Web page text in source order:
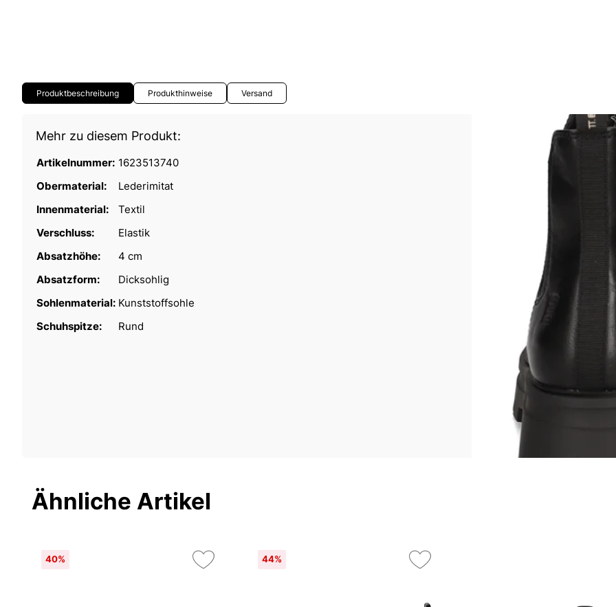
Produktbeschreibung Produkthinweise Versand
Mehr zu diesem Produkt:
Artikelnummer: 1623513740
Obermaterial:
Lederimitat
Innenmaterial:
Textil
Verschluss:
Elastik
Absatzhöhe:
4 cm
Absatzform:
Dicksohlig
Sohlenmaterial: Kunststoffsohle
Schuhspitze:
Rund
Ähnliche Artikel
40% 44%